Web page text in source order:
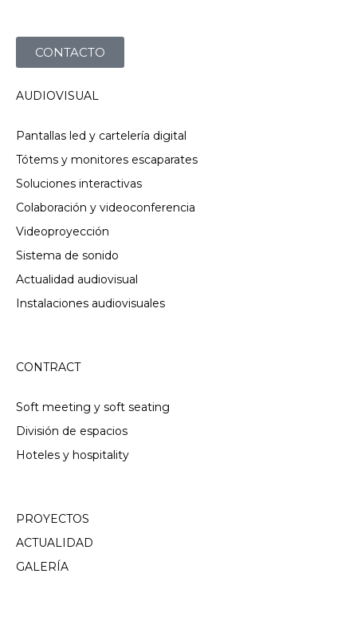
CONTACTO
AUDIOVISUAL
Pantallas led y cartelería digital
Tótems y monitores escaparates
Soluciones interactivas
Colaboración y videoconferencia
Videoproyección
Sistema de sonido
Actualidad audiovisual
Instalaciones audiovisuales
CONTRACT
Soft meeting y soft seating
División de espacios
Hoteles y hospitality
PROYECTOS
ACTUALIDAD
GALERÍA